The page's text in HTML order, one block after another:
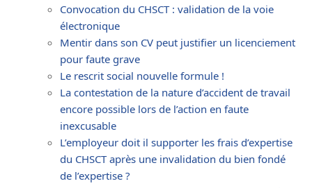
Convocation du CHSCT : validation de la voie
électronique
Mentir dans son CV peut justifier un licenciement
pour faute grave
Le rescrit social nouvelle formule !
La contestation de la nature d’accident de travail
encore possible lors de l’action en faute
inexcusable
L’employeur doit il supporter les frais d’expertise
du CHSCT après une invalidation du bien fondé
de l’expertise ?